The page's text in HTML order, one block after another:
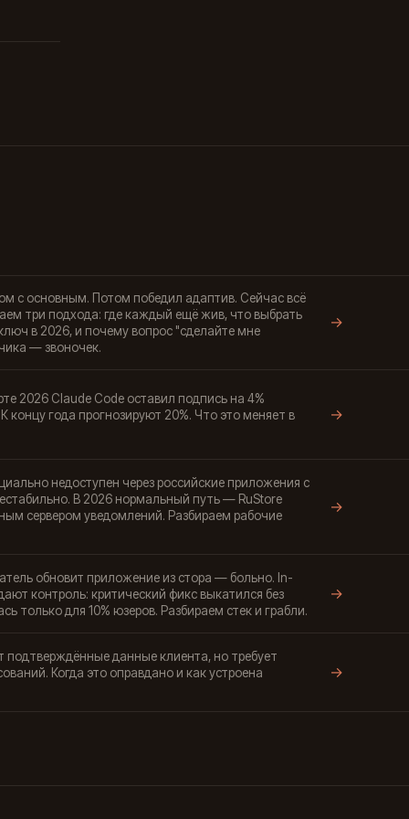
с основным. Потом победил адаптив. Сейчас всё
три подхода: где каждый ещё жив, что выбрать
в 2026, и почему вопрос "сделайте мне
— звоночек.
→
2026 Claude Code оставил подпись на 4%
концу года прогнозируют 20%. Что это меняет в
→
недоступен через российские приложения с
В 2026 нормальный путь — RuStore
сервером уведомлений. Разбираем рабочие
→
обновит приложение из стора — больно. In-
контроль: критический фикс выкатился без
только для 10% юзеров. Разбираем стек и грабли.
→
подтверждённые данные клиента, но требует
Когда это оправдано и как устроена
→